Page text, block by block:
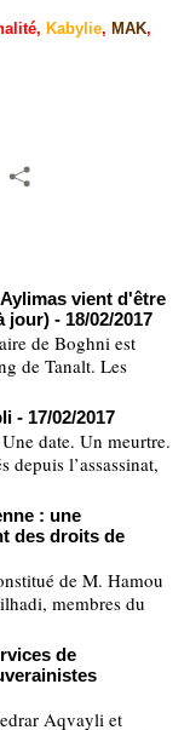
, Kabylie, MAK,
vient d'être
jour) - 18/02/2017
de Boghni est
de Tanalt. Les
- 17/02/2017
date. Un meurtre.
l’assassinat,
: une
des droits de
de M. Hamou
membres du
de
Aqvayli et